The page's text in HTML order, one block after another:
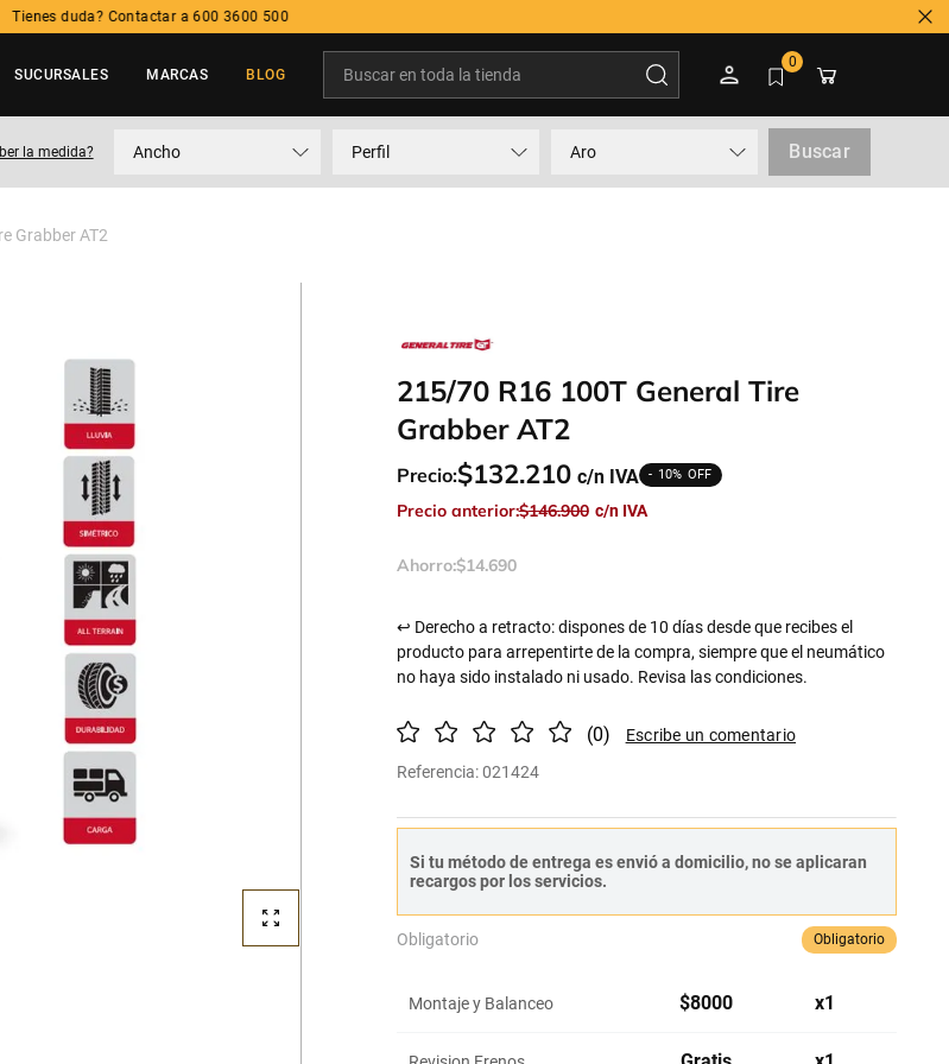
Tienes duda? Contactar a 600 3600 500
SUCURSALES MARCAS BLOG
0
la medida? Ancho Perfil Aro Buscar
Grabber AT2
215/70 R16 100T General Tire
Grabber AT2
Precio:$132.210 10%
Precio anterior:$146.900
Ahorro:$14.690
↩ Derecho a retracto: dispones de 10 días desde que recibes el
producto para arrepentirte de la compra, siempre que el neumático
no haya sido instalado ni usado. Revisa las condiciones.
(0)
Referencia:021424
Si tu método de entrega es envió a domicilio, no se aplicaran
recargos por los servicios.
Obligatorio Obligatorio
Montaje y Balanceo $8000 x1
BUSCADOS